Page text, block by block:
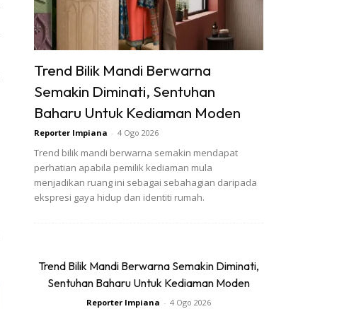
Trend Bilik Mandi Berwarna
Semakin Diminati, Sentuhan
Baharu Untuk Kediaman Moden
Reporter Impiana - 4 Ogo 2026
Trend bilik mandi berwarna semakin mendapat
perhatian apabila pemilik kediaman mula
menjadikan ruang ini sebagai sebahagian daripada
ekspresi gaya hidup dan identiti rumah.
Trend Bilik Mandi Berwarna Semakin Diminati,
Sentuhan Baharu Untuk Kediaman Moden
Reporter Impiana - 4 Ogo 2026